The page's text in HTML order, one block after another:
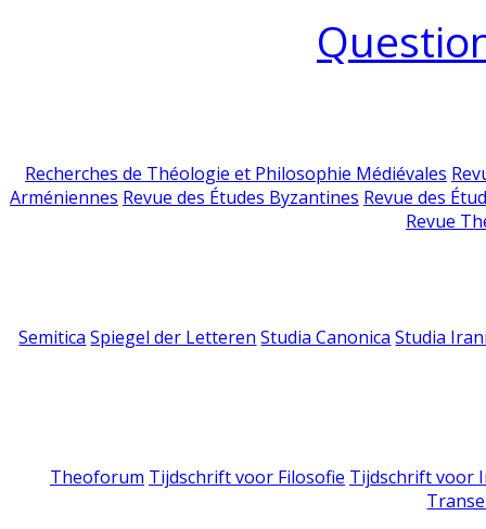
Recherches de Théologie et Philosophie Médiévales
Arméniennes Revue des Études Byzantines Revue des
Revue
Semitica Spiegel der Letteren Studia Canonica Studia
Theoforum Tijdschrift voor Filosofie Tijdschrift voor